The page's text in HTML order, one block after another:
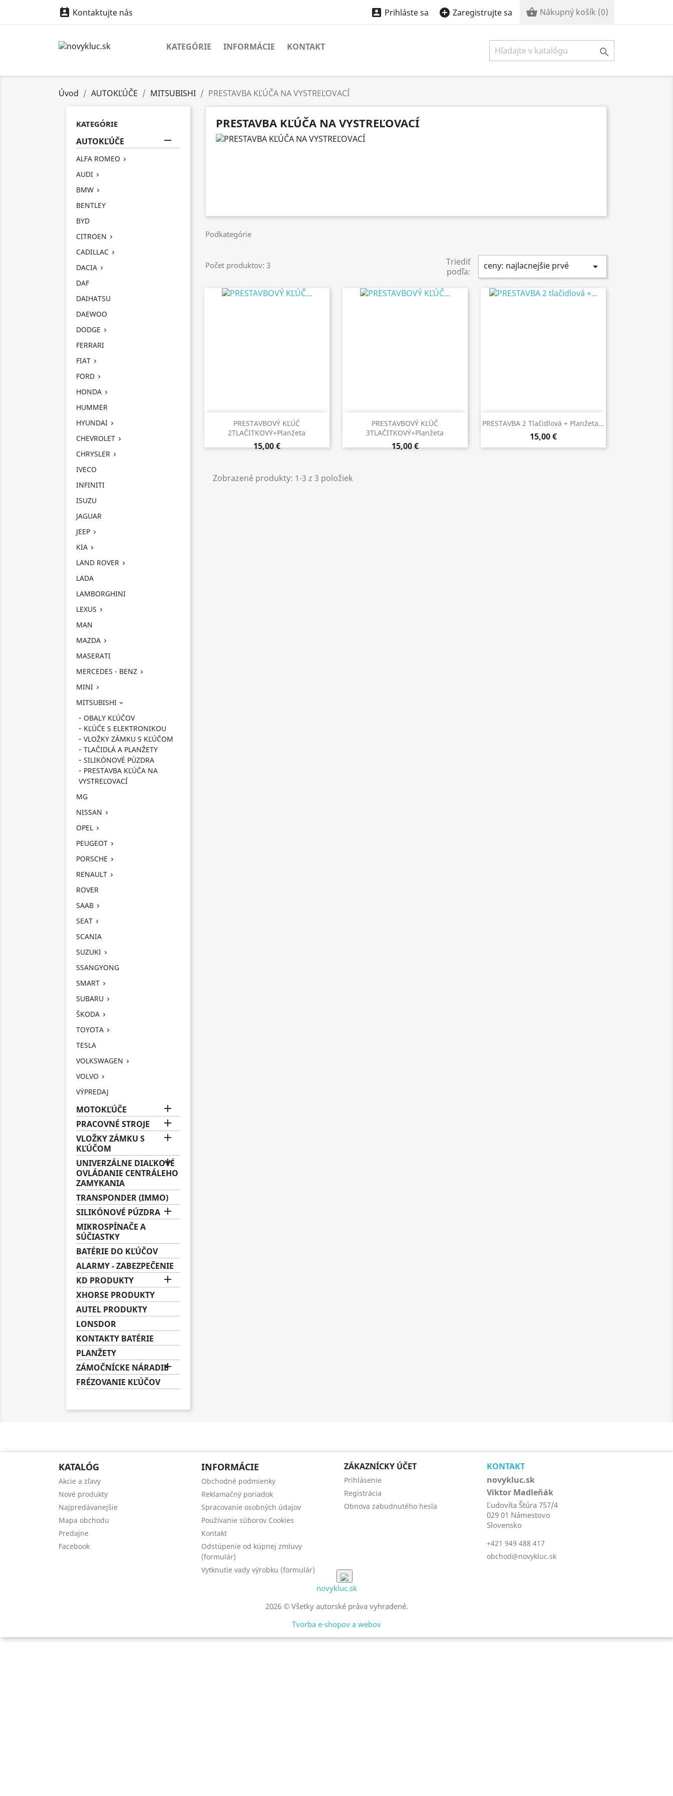
 Kontaktujte nás  Prihláste sa  Zaregistrujte sa  Nákupný košík (0)
KATEGÓRIE INFORMÁCIE KONTAKT 
Úvod AUTOKĽÚČE MITSUBISHI PRESTAVBA KĽÚČA NA VYSTREĽOVACÍ
KATEGÓRIE
AUTOKĽÚČE 
ALFA ROMEO 
AUDI 
BMW 
BENTLEY
BYD
CITROEN 
CADILLAC 
DACIA 
DAF
DAIHATSU
DAEWOO
DODGE 
FERRARI
FIAT 
FORD 
HONDA 
HUMMER
HYUNDAI 
CHEVROLET 
CHRYSLER 
IVECO
INFINITI
ISUZU
JAGUAR
JEEP 
KIA 
LAND ROVER 
LADA
LAMBORGHINI
LEXUS 
MAN
MAZDA 
MASERATI
MERCEDES - BENZ 
MINI 
MITSUBISHI 
OBALY KĽÚČOV
KĽÚČE S ELEKTRONIKOU
VLOŽKY ZÁMKU S KĽÚČOM
TLAČIDLÁ A PLANŽETY
SILIKÓNOVÉ PÚZDRA
PRESTAVBA KĽÚČA NA
VYSTREĽOVACÍ
MG
NISSAN 
OPEL 
PEUGEOT 
PORSCHE 
RENAULT 
ROVER
SAAB 
SEAT 
SCANIA
SUZUKI 
SSANGYONG
SMART 
SUBARU 
ŠKODA 
TOYOTA 
TESLA
VOLKSWAGEN 
VOLVO 
VÝPREDAJ
MOTOKĽÚČE 
PRACOVNÉ STROJE 
VLOŽKY ZÁMKU S
KĽÚČOM

UNIVERZÁLNE DIAĽKOVÉ
OVLÁDANIE CENTRÁLEHO
ZAMYKANIA

TRANSPONDER (IMMO)
SILIKÓNOVÉ PÚZDRA 
MIKROSPÍNAČE A
SÚČIASTKY
BATÉRIE DO KĽÚČOV
ALARMY - ZABEZPEČENIE
KD PRODUKTY

XHORSE PRODUKTY
AUTEL PRODUKTY
LONSDOR
KONTAKTY BATÉRIE
PLANŽETY
ZÁMOČNÍCKE NÁRADIE

FRÉZOVANIE KĽÚČOV
PRESTAVBA KĽÚČA NA VYSTREĽOVACÍ
Podkategórie
Počet produktov: 3
Triediť
podľa:
ceny: najlacnejšie prvé 
PRESTAVBOVÝ KĽÚČ
2TLAČITKOVÝ+planžeta
15,00 €
Rýchly náhľad
PRESTAVBOVÝ KĽÚČ
3TLAČITKOVÝ+planžeta
15,00 €
Rýchly náhľad PRESTAVBA 2 Tlačidlová + Planžeta...
15,00 €
 Rýchly náhľad
Zobrazené produkty: 1-3 z 3 položiek
KATALÓG
Akcie a zľavy
Nové produkty
Najpredávanejšie
Mapa obchodu
Predajne
Facebook
INFORMÁCIE
Obchodné podmienky
Reklamačný poriadok
Spracovanie osobných údajov
Používanie súborov Cookies
Kontakt
Odstúpenie od kúpnej zmluvy
(formulár)
Vytknutie vady výrobku (formulár)
ZÁKAZNÍCKY ÚČET
Prihlásenie
Registrácia
Obnova zabudnutého hesla
KONTAKT
novykluc.sk
Viktor Madleňák
Ľudovíta Štúra 757/4
029 01 Námestovo
Slovensko
+421 949 488 417
obchod@novykluc.sk
novykluc.sk
2026 © Všetky autorské práva vyhradené.
Tvorba e-shopov a webov